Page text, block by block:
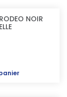
NOIR